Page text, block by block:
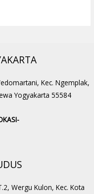
Kec. Ngemplak,
Yogyakarta 55584
Wergu Kulon, Kec. Kota